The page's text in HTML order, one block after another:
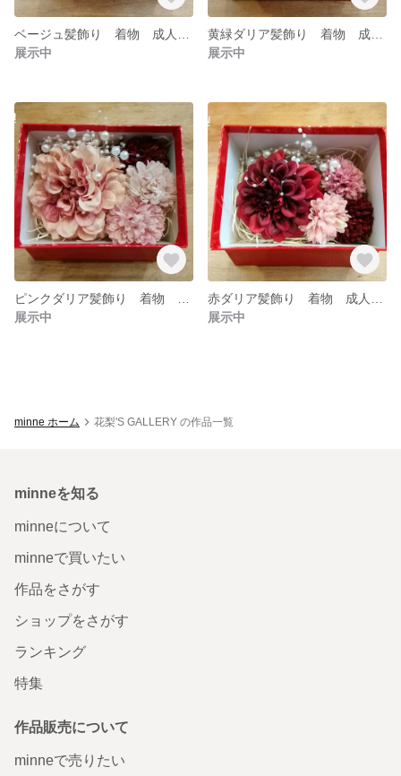
展示中
展示中
展示中
展示中
minne ホーム 花梨'S GALLERY の作品一覧
minneを知る
minneについて
minneで買いたい
作品をさがす
ショップをさがす
ランキング
特集
作品販売について
minneで売りたい